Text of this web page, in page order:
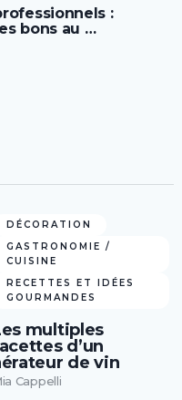
:
bons au …
DÉCORATION
GASTRONOMIE /
CUISINE
RECETTES ET IDÉES
GOURMANDES
multiples
d’un
de vin
Cappelli